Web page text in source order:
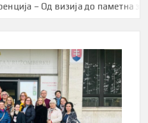
– Од визија до паметна